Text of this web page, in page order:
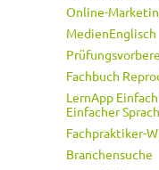
Online-
MedienEnglisch
Fachbuch
LernApp
Einfacher
Fachpraktiker-
Branchensuche